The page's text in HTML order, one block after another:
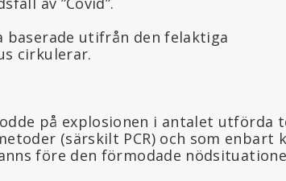
baserade utifrån den felaktiga
cirkulerar.
på explosionen i antalet utförda
(särskilt PCR) och som enbart
före den förmodade